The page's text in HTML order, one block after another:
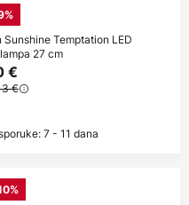
Sunshine Temptation LED
27 cm
€
€
7 - 11 dana